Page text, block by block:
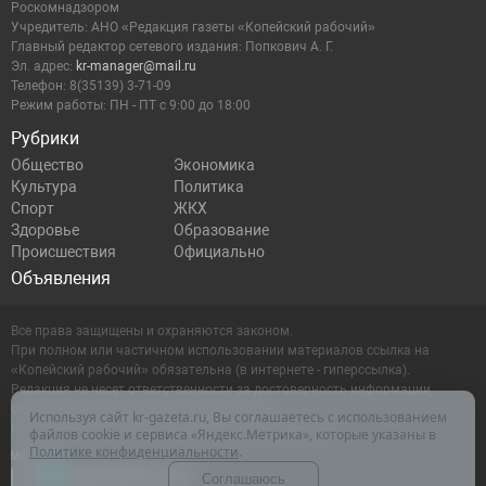
Рубрики
Общество
Экономика
Культура
Политика
Спорт
ЖКХ
Здоровье
Образование
Происшествия
Официально
Объявления
Роскомнадзором
Учредитель: АНО «Редакция газеты «Копейский рабочий»
Главный редактор сетевого издания: Попкович А. Г.
Эл. адрес: kr-manager@mail.ru
Телефон: 8(35139) 3-71-09
Режим работы: ПН - ПТ с 9:00 до 18:00
Все права защищены и охраняются законом.
При полном или частичном использовании материалов ссылка на
«Копейский рабочий» обязательна (в интернете - гиперссылка).
Редакция не несет ответственности за достоверность информации,
содержащейся в рекламных объявлениях.
Настоящий ресурс может содержать материалы 16+
Используя сайт kr-gazeta.ru, Вы соглашаетесь с использованием
файлов cookie и сервиса «Яндекс.Метрика», которые указаны в
Политике конфиденциальности.
Соглашаюсь